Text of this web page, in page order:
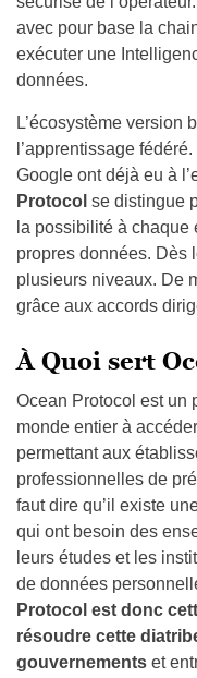
avec pour base la
exécuter une
données.
L’écosystème version
l’apprentissage
Google ont déjà eu à
Protocol se distingue
la possibilité à
propres données. Dès
plusieurs niveaux. De
grâce aux accords
À Quoi sert
Ocean Protocol est un
monde entier à
permettant aux
professionnelles de
faut dire qu’il existe
qui ont besoin des
leurs études et les
de données
Protocol est donc
résoudre cette
gouvernements et